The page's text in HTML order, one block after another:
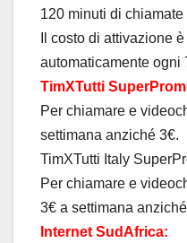
120 minuti di
Il costo di attivazione
automaticamente ogni
TimXTutti
Per chiamare e
settimana anziché 3€.
TimXTutti Italy
Per chiamare e
3€ a settimana
Internet SudAfrica: